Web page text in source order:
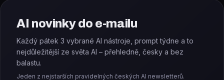
AI novinky do e-mailu
Každý pátek 3 vybrané AI nástroje, prompt týdne a to
nejdůležitější ze světa AI – přehledně, česky a bez
balastu.
Jeden z nejstarších pravidelných českých AI newsletterů.